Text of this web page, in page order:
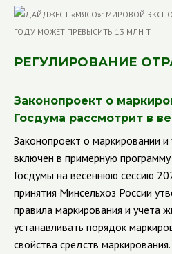
РЕГУЛИРОВАНИЕ
Законопроект о
Госдума рассмотрит в
Законопроект о маркировании
включен в примерную
Госдумы на весеннюю сессию
принятия Минсельхоз России
правила маркирования и учета
устанавливать порядок
свойства средств